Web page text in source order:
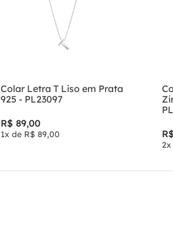
Colar Letra T Liso em Prata
925 - PL23097
R$ 89,00
1x de R$ 89,00
2x